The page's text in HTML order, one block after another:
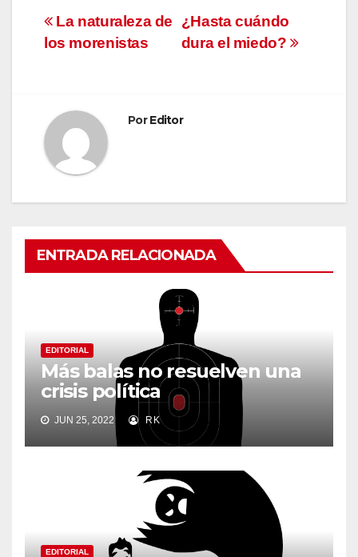
Navegación
de
¿Hasta cuándo
dura el miedo?
La naturaleza de
los morenistas
PorEditor
ENTRADA RELACIONADA
EDITORIAL
Más balas no resuelven una
crisis política
JUN 25, 2022 RK
EDITORIAL